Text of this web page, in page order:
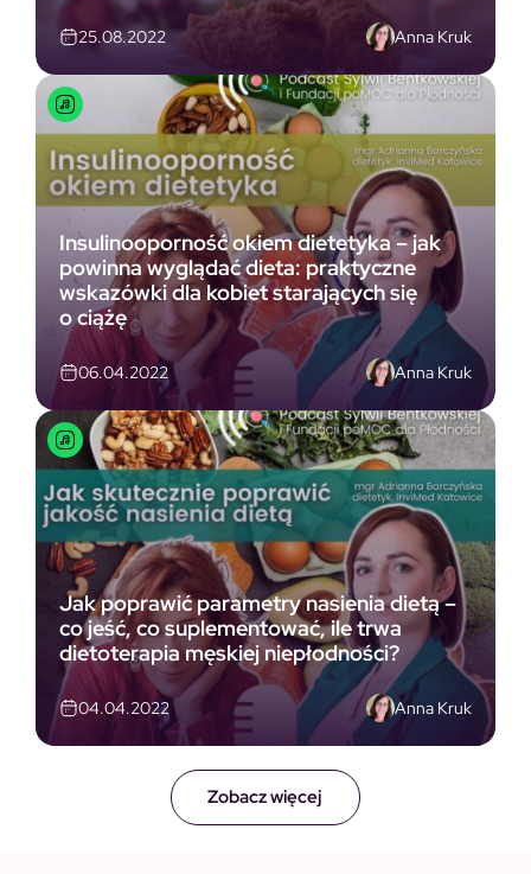
Zobacz więcej
25.08.2022 Anna Kruk
Insulinooporność okiem dietetyka – jak
powinna wyglądać dieta: praktyczne
wskazówki dla kobiet starających się
o ciążę
06.04.2022 Anna Kruk
Jak poprawić parametry nasienia dietą –
co jeść, co suplementować, ile trwa
dietoterapia męskiej niepłodności?
04.04.2022 Anna Kruk